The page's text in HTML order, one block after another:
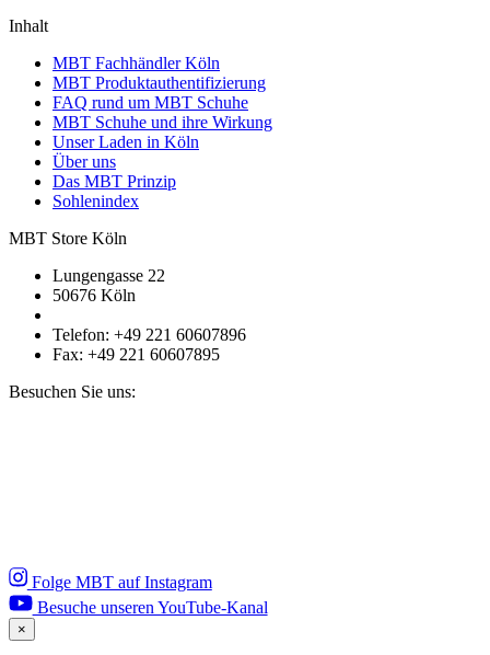
Inhalt
MBT Fachhändler Köln
MBT Produktauthentifizierung
FAQ rund um MBT Schuhe
MBT Schuhe und ihre Wirkung
Unser Laden in Köln
Über uns
Das MBT Prinzip
Sohlenindex
MBT Store Köln
Lungengasse 22
50676 Köln
Telefon: +49 221 60607896
Fax: +49 221 60607895
Besuchen Sie uns:
Folge MBT auf Instagram
Besuche unseren YouTube-Kanal
×
Close